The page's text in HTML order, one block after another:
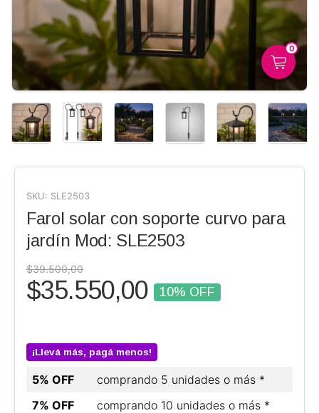
0
SKU: SLE2503
Farol solar con soporte curvo para
jardín Mod: SLE2503
$39.500,00
$35.550,00 10% OFF
¡Llevá más, pagá menos!
5% OFF
comprando 5 unidades o más *
7% OFF
comprando 10 unidades o más *